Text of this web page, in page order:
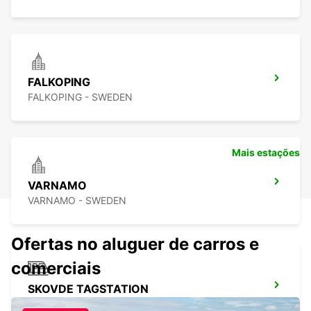
FALKOPING
FALKOPING - SWEDEN
VARNAMO
VARNAMO - SWEDEN
SKOVDE TAGSTATION
SKOVDE - SWEDEN
Mais estações
Ofertas no aluguer de carros e
comerciais